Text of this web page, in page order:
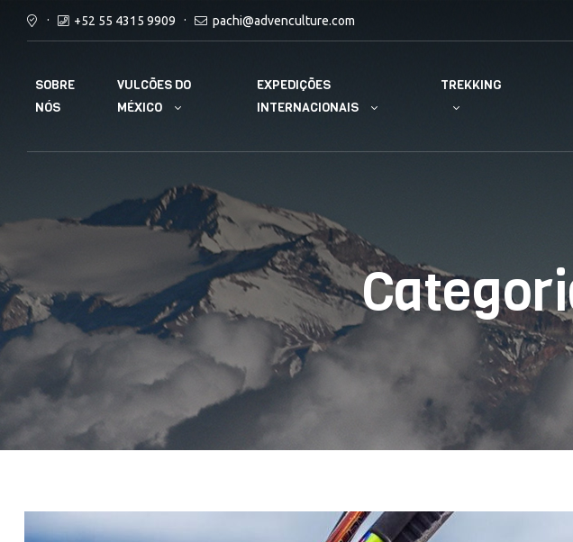
+52 55 4315 9909 pachi@advenculture.com
SOBRE
NÓS
VULCÕES DO
MÉXICO
EXPEDIÇÕES
INTERNACIONAIS
TREKKING